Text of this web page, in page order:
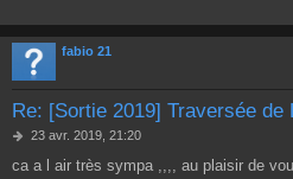
fabio 21
Re: [Sortie 2019] Traversée de
M
s
23 avr. 2019, 21:20
ca a l air très sympa ,,,, au plaisir de